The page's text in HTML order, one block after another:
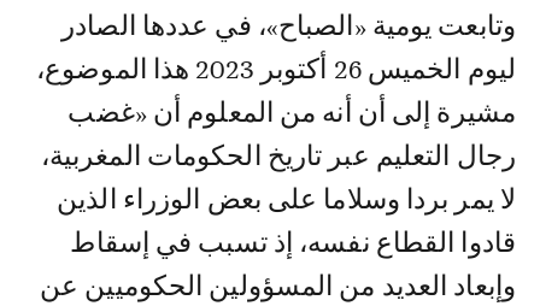
وتابعت يومية «الصباح»، في عددها الصادر
ليوم الخميس 26 أكتوبر 2023 هذا الموضوع،
مشيرة إلى أن أنه من المعلوم أن «غضب
رجال التعليم عبر تاريخ الحكومات المغربية،
لا يمر بردا وسلاما على بعض الوزراء الذين
قادوا القطاع نفسه، إذ تسبب في إسقاط
وإبعاد العديد من المسؤولين الحكوميين عن